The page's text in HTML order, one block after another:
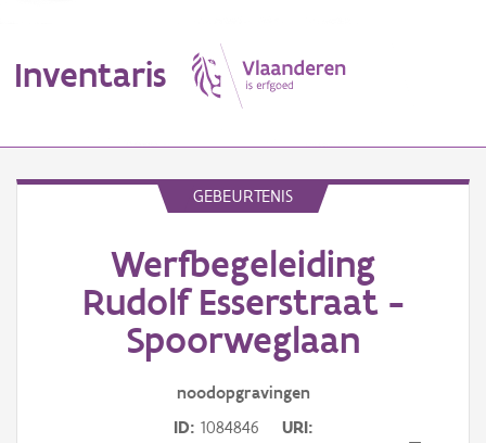
Inventaris
Aanduidingsobject
GEBEURTENIS
Werfbegeleiding
Rudolf Esserstraat -
Spoorweglaan
noodopgravingen
ID 1084846
URI